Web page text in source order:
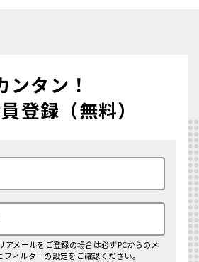
ンタン！
登録（無料）
メールをご登録の場合は必ずPCからのメ
ィルターの設定をご確認ください。